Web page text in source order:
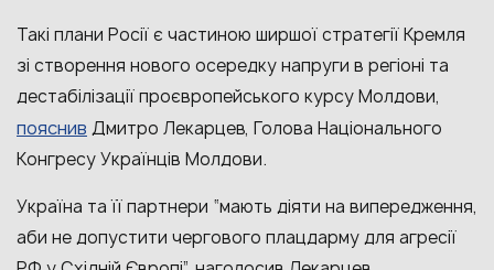
Такі плани Росії є частиною ширшої стратегії Кремля
зі створення нового осередку напруги в регіоні та
дестабілізації проєвропейського курсу Молдови,
пояснив Дмитро Лекарцев, Голова Національного
Конгресу Українців Молдови.
Україна та її партнери “мають діяти на випередження,
аби не допустити чергового плацдарму для агресії